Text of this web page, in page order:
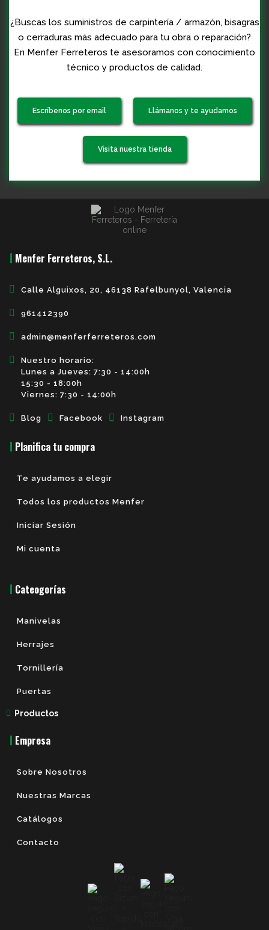
¿Buscas los suministros de carpintería / armazón, bisagras
o cerraduras más adecuado para tu obra o reparación?
En Menfer Ferreteros te asesoramos con conocimiento
técnico y productos de calidad.
Escríbenos por email Llámanos y te ayudamos
Visita nuestra tienda
Menfer Ferreteros, S.L.
Calle Alguixos, 20, 46138 Rafelbunyol, Valencia
961412390
admin@menferferreteros.com
Nuestro horario:
Lunes a Jueves: 7:30 - 14:00h
15:30 - 18:00h
Viernes: 7:30 - 14:00h
Blog Facebook Instagram
Planifica tu compra
Te ayudamos a elegir
Todos los productos Menfer
Iniciar Sesión
Mi cuenta
Cateogorías
Manivelas
Herrajes
Tornillería
Puertas
Productos
Empresa
Sobre Nosotros
Nuestras Marcas
Catálogos
Contacto